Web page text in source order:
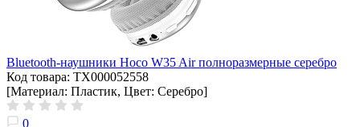
Bluetooth-наушники Hoco W35 Air полноразмерные серебро
Код товара: ТХ000052558
[Материал: Пластик, Цвет: Серебро]
0